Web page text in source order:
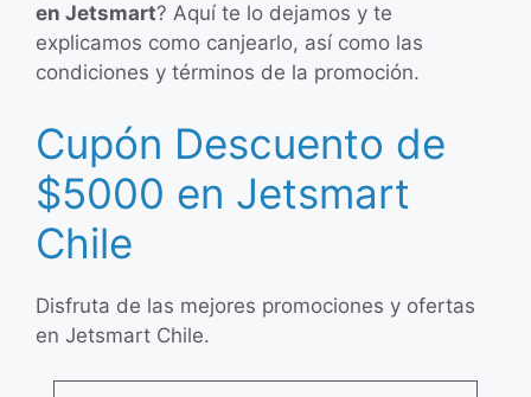
en Jetsmart? Aquí te lo dejamos y te
explicamos como canjearlo, así como las
condiciones y términos de la promoción.
Cupón Descuento de
$5000 en Jetsmart
Chile
Disfruta de las mejores promociones y ofertas
en Jetsmart Chile.